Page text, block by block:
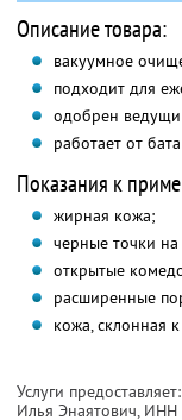
Описание товара:
вакуумное
подходит для
одобрен
работает от
Показания к
жирная кожа;
черные точки
открытые
расширенные
кожа, склонная
Услуги
Илья Энаятович, ИНН